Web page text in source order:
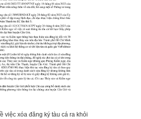
việc xóa đăng ký tàu cá ra khỏi